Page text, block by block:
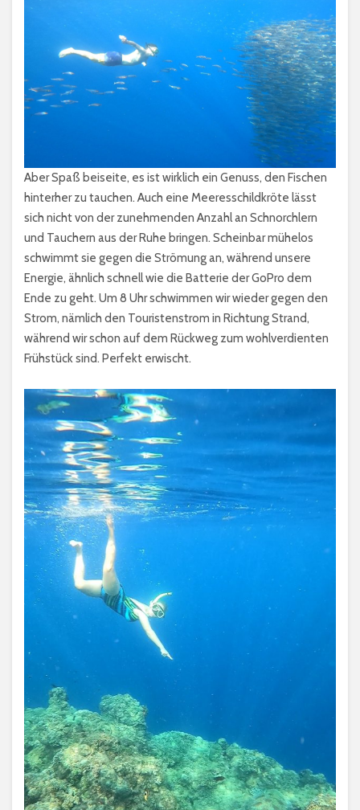
Aber Spaß beiseite, es ist wirklich ein Genuss, den Fischen
hinterher zu tauchen. Auch eine Meeresschildkröte lässt
sich nicht von der zunehmenden Anzahl an Schnorchlern
und Tauchern aus der Ruhe bringen. Scheinbar mühelos
schwimmt sie gegen die Strömung an, während unsere
Energie, ähnlich schnell wie die Batterie der GoPro dem
Ende zu geht. Um 8 Uhr schwimmen wir wieder gegen den
Strom, nämlich den Touristenstrom in Richtung Strand,
während wir schon auf dem Rückweg zum wohlverdienten
Frühstück sind. Perfekt erwischt.